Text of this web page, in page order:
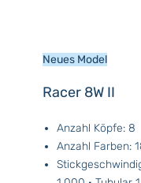
Neues Model
Racer 8W II
Anzahl Köpfe: 8
Anzahl Farben: